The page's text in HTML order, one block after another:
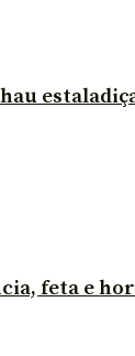
feta e